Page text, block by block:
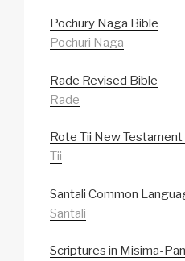
Pochury Naga Bible
Pochuri Naga
Rade Revised Bible
Rade
Rote Tii New Testament
Tii
Santali Common
Santali
Scriptures in Misima-